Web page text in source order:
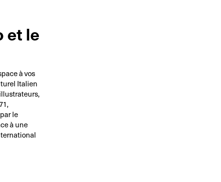
et le
à vos
Italien
le
à une